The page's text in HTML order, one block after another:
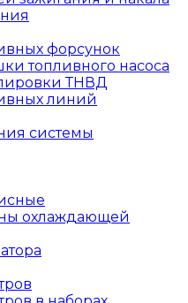
форсунок
топливного насоса
ТНВД
линий
системы
охлаждающей